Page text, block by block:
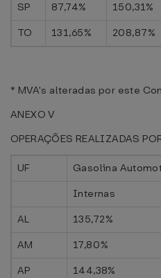
SP
87,74% 150,31%
TO
131,65% 208,87%
* MVA's alteradas por este
ANEXO V
OPERAÇÕES REALIZADAS
UF
Gasolina
Internas
AL
135,72%
AM
17,80%
AP
144,38%